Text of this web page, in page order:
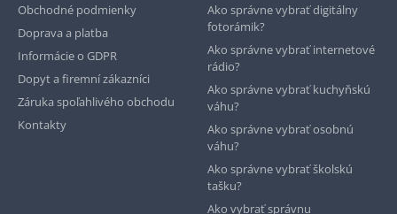
Obchodné podmienky
Doprava a platba
Informácie o GDPR
Dopyt a firemní zákazníci
Záruka spoľahlivého obchodu
Kontakty
Ako správne vybrať digitálny
fotorámik?
Ako správne vybrať internetové
rádio?
Ako správne vybrať kuchyňskú
váhu?
Ako správne vybrať osobnú
váhu?
Ako správne vybrať školskú
tašku?
Ako vybrať správnu